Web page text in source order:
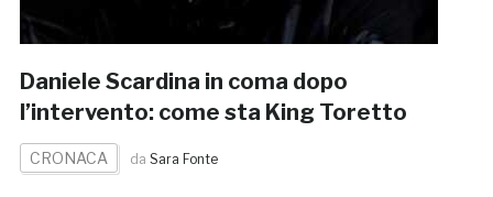
Daniele Scardina in coma dopo
l’intervento: come sta King Toretto
CRONACA da Sara Fonte